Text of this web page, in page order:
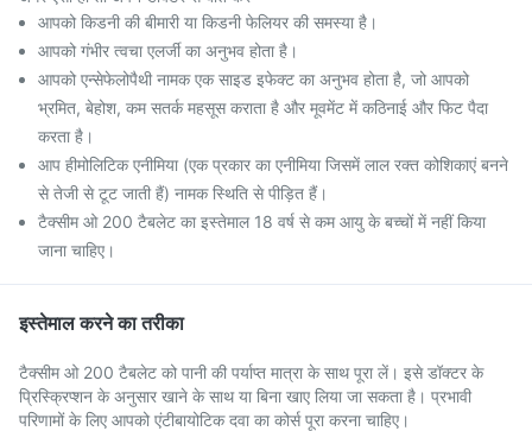
आपको किडनी की बीमारी या किडनी फेलियर की समस्या है।
आपको गंभीर त्वचा एलर्जी का अनुभव होता है।
आपको एन्सेफेलोपैथी नामक एक साइड इफेक्ट का अनुभव होता है, जो आपको
भ्रमित, बेहोश, कम सतर्क महसूस कराता है और मूवमेंट में कठिनाई और फिट पैदा
करता है।
आप हीमोलिटिक एनीमिया (एक प्रकार का एनीमिया जिसमें लाल रक्त कोशिकाएं बनने
से तेजी से टूट जाती हैं) नामक स्थिति से पीड़ित हैं।
टैक्सीम ओ 200 टैबलेट का इस्तेमाल 18 वर्ष से कम आयु के बच्चों में नहीं किया
जाना चाहिए।
इस्तेमाल करने का तरीका
टैक्सीम ओ 200 टैबलेट को पानी की पर्याप्त मात्रा के साथ पूरा लें। इसे डॉक्टर के
प्रिस्क्रिप्शन के अनुसार खाने के साथ या बिना खाए लिया जा सकता है। प्रभावी
परिणामों के लिए आपको एंटीबायोटिक दवा का कोर्स पूरा करना चाहिए।